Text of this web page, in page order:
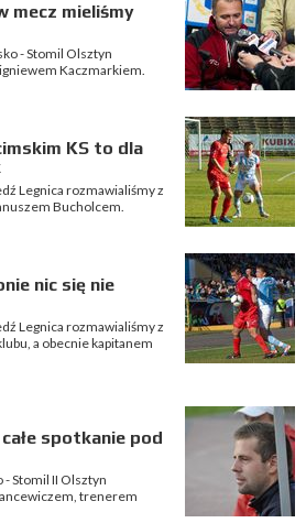
mecz mieliśmy
- Stomil Olsztyn
Kaczmarkiem.
KS to dla
Legnica rozmawialiśmy z
Bucholcem.
nic się nie
Legnica rozmawialiśmy z
a obecnie kapitanem
spotkanie pod
Stomil II Olsztyn
trenerem